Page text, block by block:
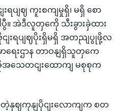
းရပျဈ ကူးစကျမှုရှိ၊ မရှိ စော
။ အဲဒီလူတှကေို သီးခွားခှဲထား
ျးရပျဈပိုးရှိမရှိ အတညျပွုဖို့လ
ရေးဌာန တာဝနျရှိသူတှကေ
အသေတငျးထောကျ မစုစုက
တဲ့နှဈကုနျပိုငျးလောကျက စတ